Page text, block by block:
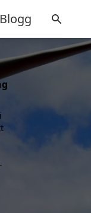
Blogg